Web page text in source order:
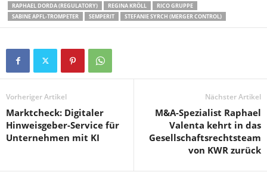
RAPHAEL DORDA (REGULATORY)
REGINA KRÖLL
RICO GRUPPE
SABINE APFL-TROMPETER
SEMPERIT STEFANIE SYRCH (MERGER CONTROL)
Vorheriger Artikel
Marktcheck: Digitaler
Hinweisgeber-Service für
Unternehmen mit KI
Nächster Artikel
M&A-Spezialist Raphael
Valenta kehrt in das
Gesellschaftsrechtsteam
von KWR zurück